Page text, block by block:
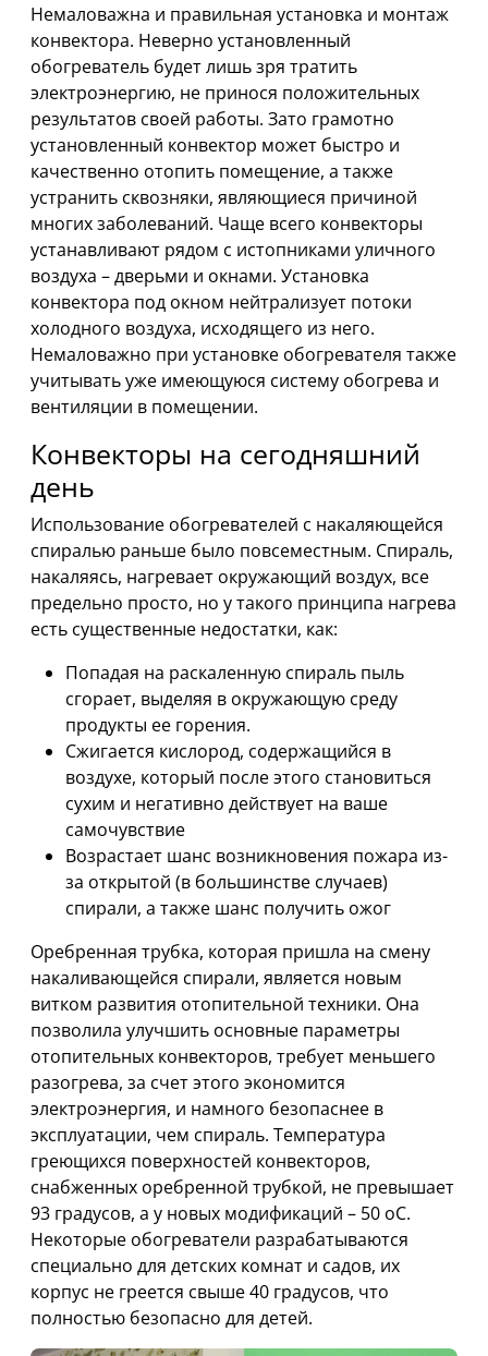
Немаловажна и правильная установка и монтаж
конвектора. Неверно установленный
обогреватель будет лишь зря тратить
электроэнергию, не принося положительных
результатов своей работы. Зато грамотно
установленный конвектор может быстро и
качественно отопить помещение, а также
устранить сквозняки, являющиеся причиной
многих заболеваний. Чаще всего конвекторы
устанавливают рядом с истопниками уличного
воздуха – дверьми и окнами. Установка
конвектора под окном нейтрализует потоки
холодного воздуха, исходящего из него.
Немаловажно при установке обогревателя также
учитывать уже имеющуюся систему обогрева и
вентиляции в помещении.
Конвекторы на сегодняшний
день
Использование обогревателей с накаляющейся
спиралью раньше было повсеместным. Спираль,
накаляясь, нагревает окружающий воздух, все
предельно просто, но у такого принципа нагрева
есть существенные недостатки, как:
Попадая на раскаленную спираль пыль
сгорает, выделяя в окружающую среду
продукты ее горения.
Сжигается кислород, содержащийся в
воздухе, который после этого становиться
сухим и негативно действует на ваше
самочувствие
Возрастает шанс возникновения пожара из-
за открытой (в большинстве случаев)
спирали, а также шанс получить ожог
Оребренная трубка, которая пришла на смену
накаливающейся спирали, является новым
витком развития отопительной техники. Она
позволила улучшить основные параметры
отопительных конвекторов, требует меньшего
разогрева, за счет этого экономится
электроэнергия, и намного безопаснее в
эксплуатации, чем спираль. Температура
греющихся поверхностей конвекторов,
снабженных оребренной трубкой, не превышает
93 градусов, а у новых модификаций – 50 оС.
Некоторые обогреватели разрабатываются
специально для детских комнат и садов, их
корпус не греется свыше 40 градусов, что
полностью безопасно для детей.